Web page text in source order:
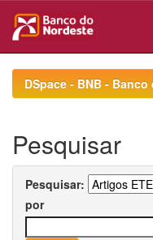
navigationDSpace - BNB -
Pesquisar
Pesquisar:
por